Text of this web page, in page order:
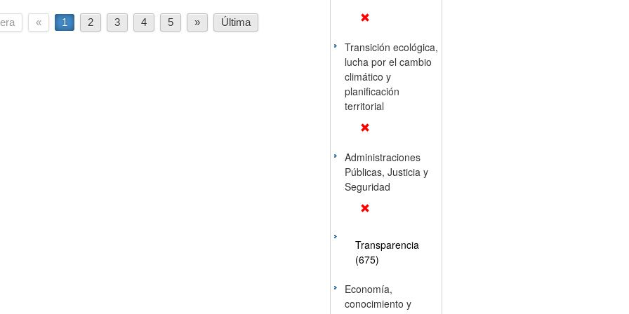
« 1 2 3 4 5 » Última
Transición ecológica,
lucha por el cambio
climático y
planificación
territorial
Administraciones
Públicas, Justicia y
Seguridad
Transparencia
(675)
Economía,
conocimiento y